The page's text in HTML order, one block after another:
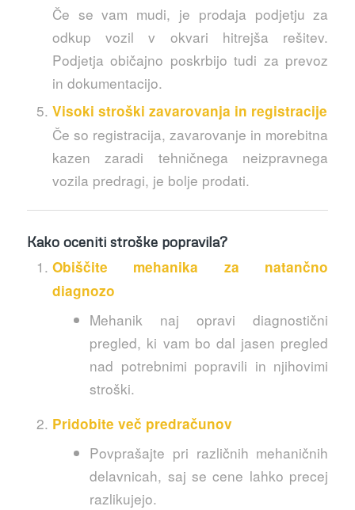
Če se vam mudi, je prodaja podjetju za
odkup vozil v okvari hitrejša rešitev.
Podjetja običajno poskrbijo tudi za prevoz
in dokumentacijo.
Visoki stroški zavarovanja in registracije
Če so registracija, zavarovanje in morebitna
kazen zaradi tehničnega neizpravnega
vozila predragi, je bolje prodati.
Kako oceniti stroške popravila?
Obiščite mehanika za natančno
diagnozo
Mehanik naj opravi diagnostični
pregled, ki vam bo dal jasen pregled
nad potrebnimi popravili in njihovimi
stroški.
Pridobite več predračunov
Povprašajte pri različnih mehaničnih
delavnicah, saj se cene lahko precej
razlikujejo.